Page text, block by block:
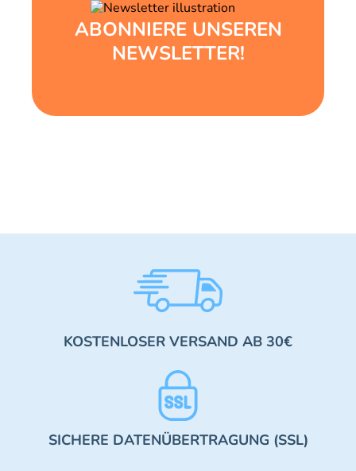
ABONNIERE UNSEREN
NEWSLETTER!
KOSTENLOSER VERSAND AB 30€
SICHERE DATENÜBERTRAGUNG (SSL)